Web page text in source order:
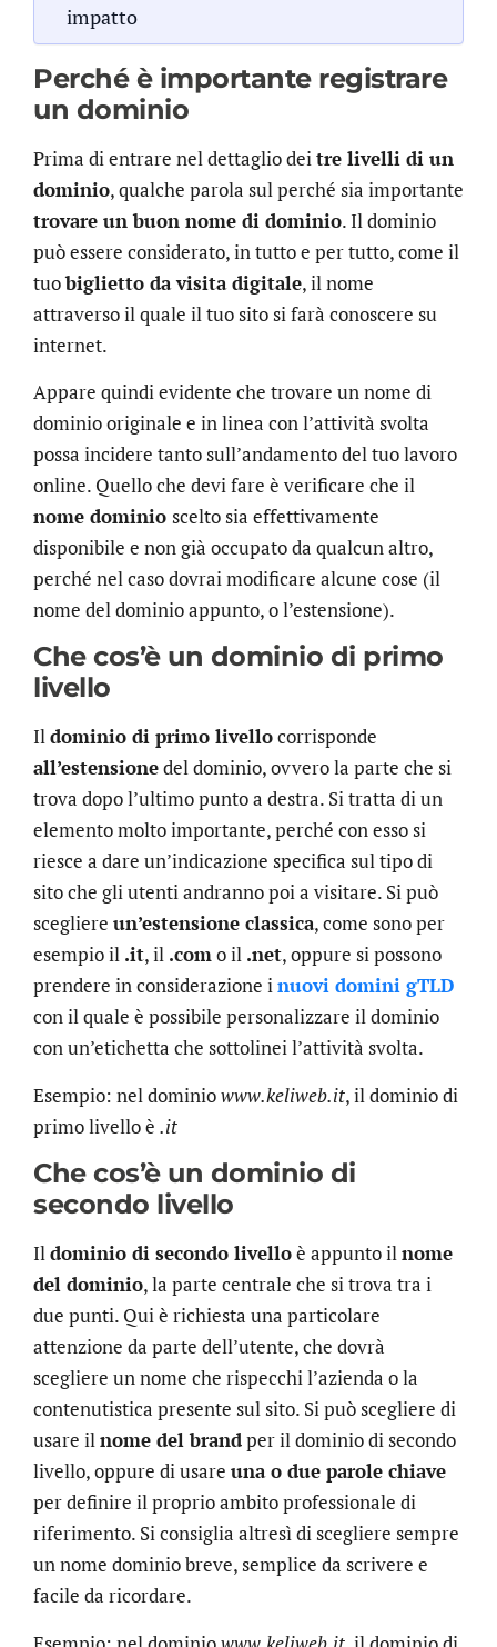
impatto
Perché è importante registrare
un dominio
Prima di entrare nel dettaglio deitre livelli di un
dominio, qualche parola sul perché sia importante
trovare un buon nome di dominio. Il dominio
può essere considerato, in tutto e per tutto, come il
tuobiglietto da visita digitale, il nome
attraverso il quale il tuo sito si farà conoscere su
internet.
Appare quindi evidente che trovare un nome di
dominio originale e in linea con l’attività svolta
possa incidere tanto sull’andamento del tuo lavoro
online. Quello che devi fare è verificare che il
nome dominio scelto sia effettivamente
disponibile e non già occupato da qualcun altro,
perché nel caso dovrai modificare alcune cose (il
nome del dominio appunto, o l’estensione).
Che cos’è un dominio di primo
livello
Ildominio di primo livellocorrisponde
all’estensionedel dominio, ovvero la parte che si
trova dopo l’ultimo punto a destra. Si tratta di un
elemento molto importante, perché con esso si
riesce a dare un’indicazione specifica sul tipo di
sito che gli utenti andranno poi a visitare. Si può
scegliere un’estensione classica, come sono per
esempio il .it, il .como il .net, oppure si possono
prendere in considerazione inuovi domini gTLD
con il quale è possibile personalizzare il dominio
con un’etichetta che sottolinei l’attività svolta.
Esempio: nel dominiowww.keliweb.it, il dominio di
primo livello è .it
Che cos’è un dominio di
secondo livello
Ildominio di secondo livelloè appunto ilnome
del dominio, la parte centrale che si trova tra i
due punti. Qui è richiesta una particolare
attenzione da parte dell’utente, che dovrà
scegliere un nome che rispecchi l’azienda o la
contenutistica presente sul sito. Si può scegliere di
usare ilnome del brandper il dominio di secondo
livello, oppure di usare una o due parole chiave
per definire il proprio ambito professionale di
riferimento. Si consiglia altresì di scegliere sempre
un nome dominio breve, semplice da scrivere e
facile da ricordare.